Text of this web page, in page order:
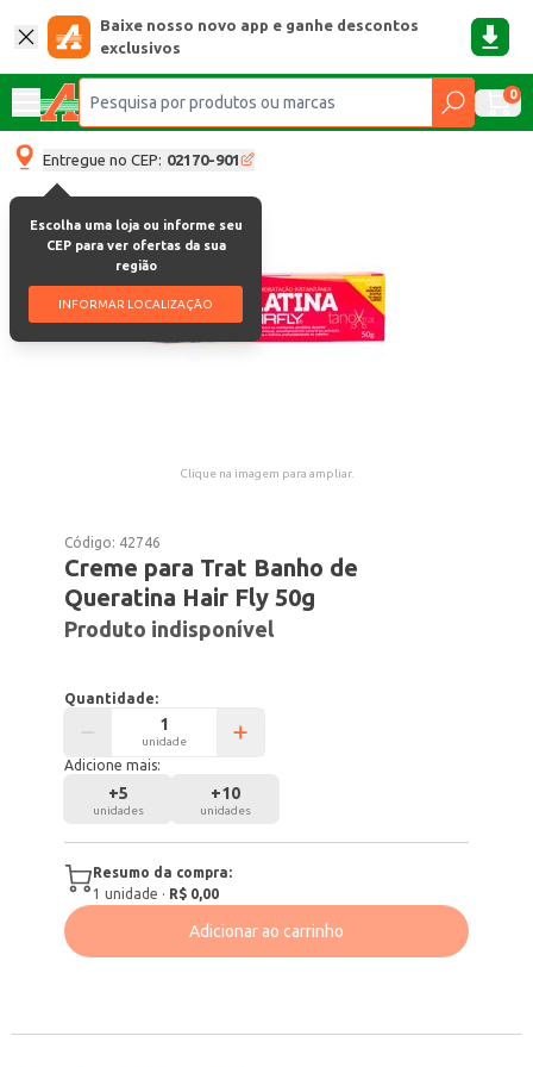
Baixe nosso novo app e ganhe descontos
exclusivos
0
Entregue no CEP: 02170-901
Escolha uma loja ou informe seu
CEP para ver ofertas da sua
região
INFORMAR LOCALIZAÇÃO
Clique na imagem para ampliar.
Código: 42746
Creme para Trat Banho de
Queratina Hair Fly 50g
Produto indisponível
Quantidade:
unidade
Adicione mais:
+5
unidades
+10
unidades
Resumo da compra:
1 unidade · R$ 0,00
Adicionar ao carrinho